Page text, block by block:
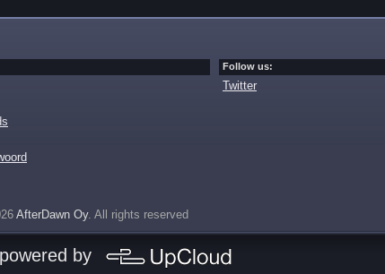
Follow us:
Twitter
AfterDawn Oy. All rights reserved
by